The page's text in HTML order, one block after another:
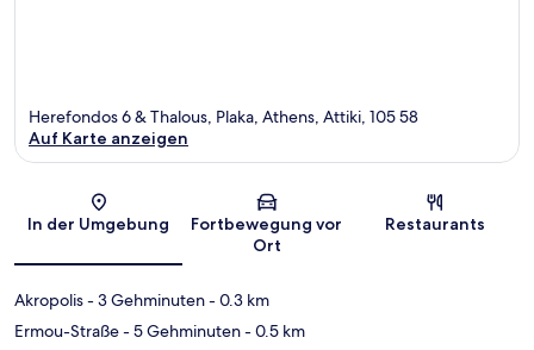
Karte
Herefondos 6 & Thalous, Plaka, Athens, Attiki, 105 58
Auf Karte anzeigen
In der Umgebung
Fortbewegung vor
Ort
Restaurants
Akropolis- 3 Gehminuten- 0.3 km
Ermou-Straße- 5 Gehminuten- 0.5 km